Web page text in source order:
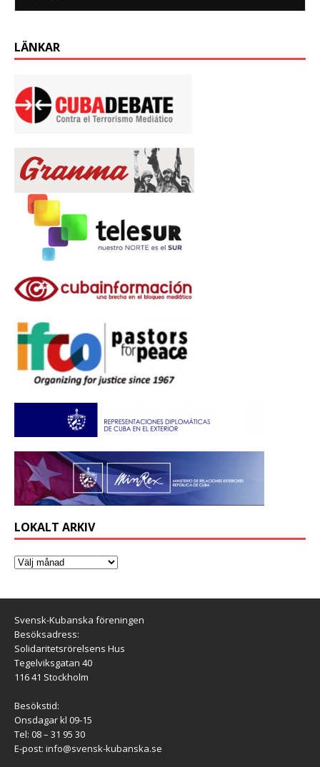
LÄNKAR
LOKALT ARKIV
Svensk-Kubanska föreningen
Besöksadress:
Solidaritetsrörelsens Hus
Tegelviksgatan 40
116 41 Stockholm
Besökstid:
Onsdagar kl 09-15
Tel: 08 – 31 95 30
E-post: info@svensk-kubanska.se